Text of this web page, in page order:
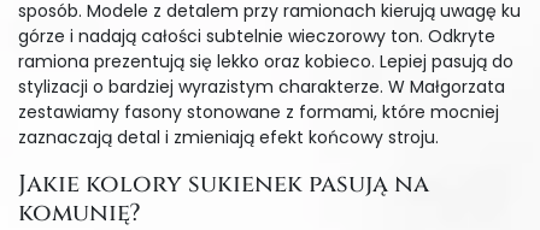
sposób. Modele z detalem przy ramionach kierują uwagę ku
górze i nadają całości subtelnie wieczorowy ton. Odkryte
ramiona prezentują się lekko oraz kobieco. Lepiej pasują do
stylizacji o bardziej wyrazistym charakterze. W Małgorzata
zestawiamy fasony stonowane z formami, które mocniej
zaznaczają detal i zmieniają efekt końcowy stroju.
Jakie kolory sukienek pasują na
komunię?